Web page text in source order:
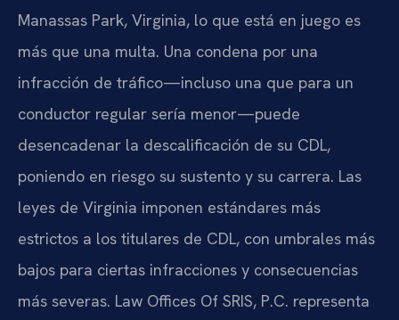
Manassas Park, Virginia, lo que está en juego es
más que una multa. Una condena por una
infracción de tráfico—incluso una que para un
conductor regular sería menor—puede
desencadenar la descalificación de su CDL,
poniendo en riesgo su sustento y su carrera. Las
leyes de Virginia imponen estándares más
estrictos a los titulares de CDL, con umbrales más
bajos para ciertas infracciones y consecuencias
más severas. Law Offices Of SRIS, P.C. representa